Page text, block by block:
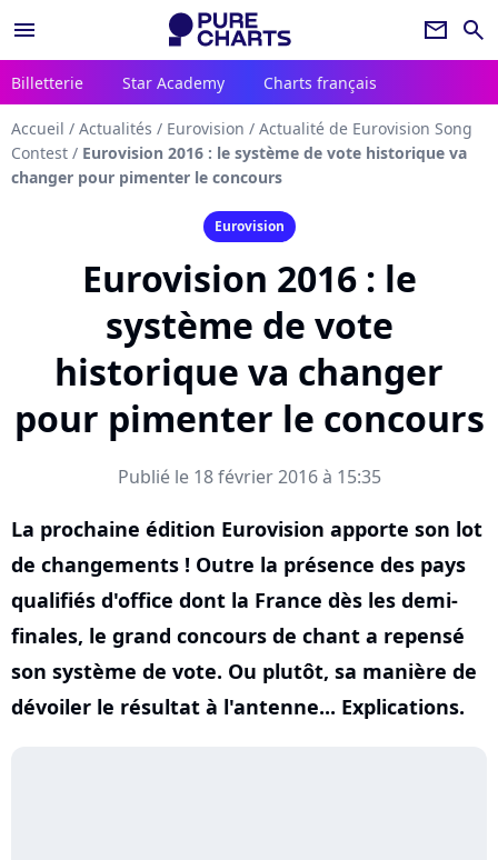
menu newsletter search
Billetterie Star Academy Charts français
Accueil / Actualités / Eurovision / Actualité de Eurovision Song
Contest / Eurovision 2016 : le système de vote historique va
changer pour pimenter le concours
Eurovision
Eurovision 2016 : le
système de vote
historique va changer
pour pimenter le concours
Publié le 18 février 2016 à 15:35
La prochaine édition Eurovision apporte son lot
de changements ! Outre la présence des pays
qualifiés d'office dont la France dès les demi-
finales, le grand concours de chant a repensé
son système de vote. Ou plutôt, sa manière de
dévoiler le résultat à l'antenne... Explications.